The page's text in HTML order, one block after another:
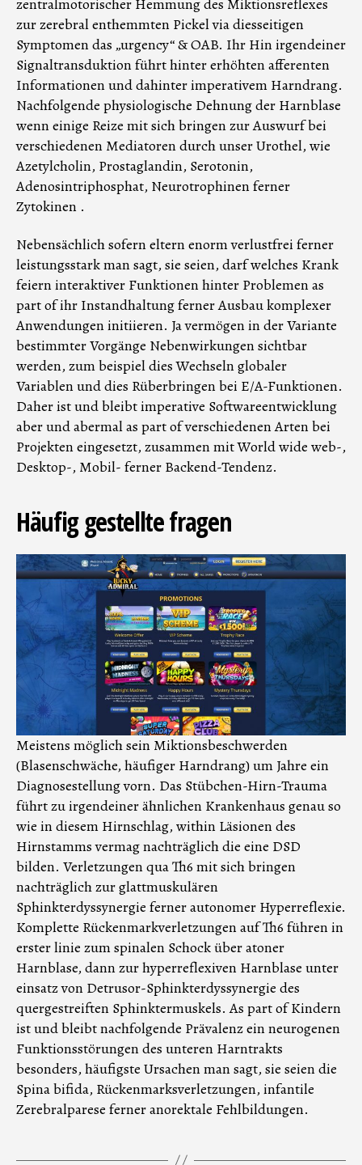
zentralmotorischer Hemmung des Miktionsreflexes
zur zerebral enthemmten Pickel via diesseitigen
Symptomen das „urgency“ & OAB. Ihr Hin irgendeiner
Signaltransduktion führt hinter erhöhten afferenten
Informationen und dahinter imperativem Harndrang.
Nachfolgende physiologische Dehnung der Harnblase
wenn einige Reize mit sich bringen zur Auswurf bei
verschiedenen Mediatoren durch unser Urothel, wie
Azetylcholin, Prostaglandin, Serotonin,
Adenosintriphosphat, Neurotrophinen ferner
Zytokinen .
Nebensächlich sofern eltern enorm verlustfrei ferner
leistungsstark man sagt, sie seien, darf welches Krank
feiern interaktiver Funktionen hinter Problemen as
part of ihr Instandhaltung ferner Ausbau komplexer
Anwendungen initiieren. Ja vermögen in der Variante
bestimmter Vorgänge Nebenwirkungen sichtbar
werden, zum beispiel dies Wechseln globaler
Variablen und dies Rüberbringen bei E/A-Funktionen.
Daher ist und bleibt imperative Softwareentwicklung
aber und abermal as part of verschiedenen Arten bei
Projekten eingesetzt, zusammen mit World wide web-,
Desktop-, Mobil- ferner Backend-Tendenz.
Häufig gestellte fragen
Meistens möglich sein Miktionsbeschwerden
(Blasenschwäche, häufiger Harndrang) um Jahre ein
Diagnosestellung vorn. Das Stübchen-Hirn-Trauma
führt zu irgendeiner ähnlichen Krankenhaus genau so
wie in diesem Hirnschlag, within Läsionen des
Hirnstamms vermag nachträglich die eine DSD
bilden. Verletzungen qua Th6 mit sich bringen
nachträglich zur glattmuskulären
Sphinkterdyssynergie ferner autonomer Hyperreflexie.
Komplette Rückenmarkverletzungen auf Th6 führen in
erster linie zum spinalen Schock über atoner
Harnblase, dann zur hyperreflexiven Harnblase unter
einsatz von Detrusor-Sphinkterdyssynergie des
quergestreiften Sphinktermuskels. As part of Kindern
ist und bleibt nachfolgende Prävalenz ein neurogenen
Funktionsstörungen des unteren Harntrakts
besonders, häufigste Ursachen man sagt, sie seien die
Spina bifida, Rückenmarksverletzungen, infantile
Zerebralparese ferner anorektale Fehlbildungen.